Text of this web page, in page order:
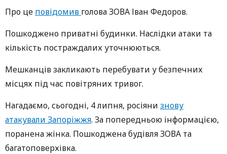
Про це повідомив голова ЗОВА Іван Федоров.
Пошкоджено приватні будинки. Наслідки атаки та
кількість постраждалих уточнюються.
Мешканців закликають перебувати у безпечних
місцях під час повітряних тривог.
Нагадаємо, сьогодні, 4 липня, росіяни знову
атакували Запоріжжя. За попередньою інформацією,
поранена жінка. Пошкоджена будівля ЗОВА та
багатоповерхівка.